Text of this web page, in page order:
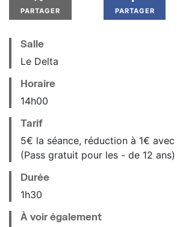
PARTAGER PARTAGER
Salle
Le Delta
Horaire
14h00
Tarif
5€ la séance, réduction à 1€ avec
(Pass gratuit pour les - de 12 ans)
Durée
1h30
À voir également